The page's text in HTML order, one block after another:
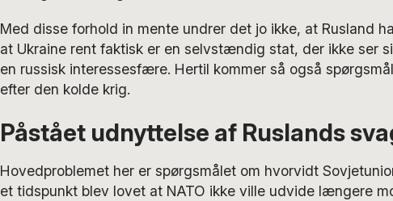
Med disse forhold in mente undrer det jo ikke, at Rusland
at Ukraine rent faktisk er en selvstændig stat, der ikke ser
en russisk interessesfære. Hertil kommer så også
efter den kolde krig.
Påstået udnyttelse af Ruslands
Hovedproblemet her er spørgsmålet om hvorvidt
et tidspunkt blev lovet at NATO ikke ville udvide længere